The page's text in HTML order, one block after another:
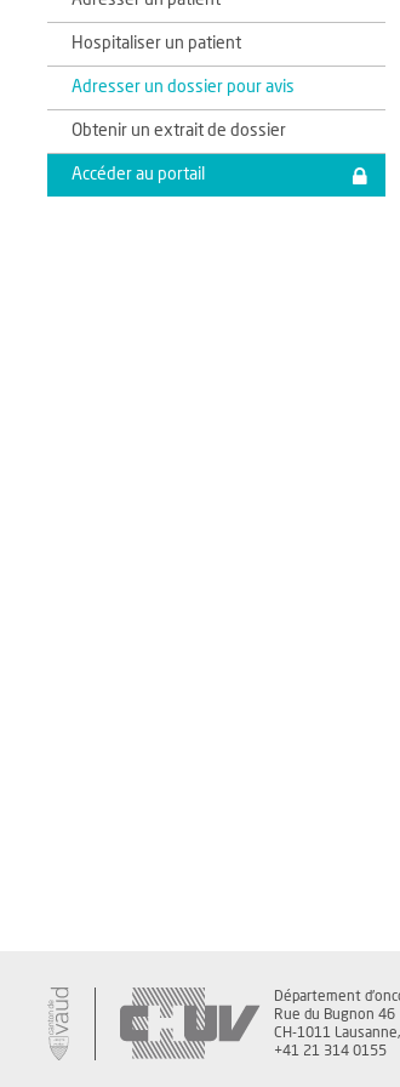
Hospitaliser un patient
Adresser un dossier pour avis
Obtenir un extrait de dossier
Accéder au portail
Département
Rue du Bugnon 46
CH-1011
+41 21 314 0155